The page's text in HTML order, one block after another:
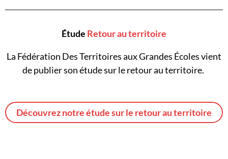
Étude Retour au territoire
La Fédération Des Territoires aux Grandes Écoles vient
de publier son étude sur le retour au territoire.
Découvrez notre étude sur le retour au territoire